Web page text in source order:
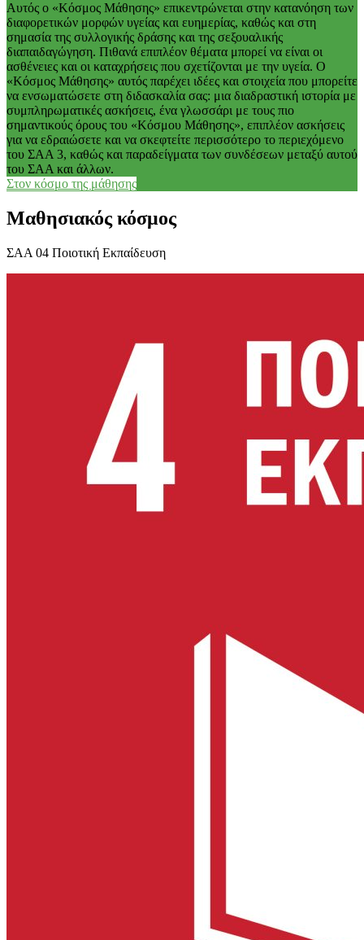
Αυτός ο «Κόσμος Μάθησης» επικεντρώνεται στην κατανόηση των
διαφορετικών μορφών υγείας και ευημερίας, καθώς και στη
σημασία της συλλογικής δράσης και της σεξουαλικής
διαπαιδαγώγηση. Πιθανά επιπλέον θέματα μπορεί να είναι οι
ασθένειες και οι καταχρήσεις που σχετίζονται με την υγεία. Ο
«Κόσμος Μάθησης» αυτός παρέχει ιδέες και στοιχεία που μπορείτε
να ενσωματώσετε στη διδασκαλία σας: μια διαδραστική ιστορία με
συμπληρωματικές ασκήσεις, ένα γλωσσάρι με τους πιο
σημαντικούς όρους του «Κόσμου Μάθησης», επιπλέον ασκήσεις
για να εδραιώσετε και να σκεφτείτε περισσότερο το περιεχόμενο
του ΣΑΑ 3, καθώς και παραδείγματα των συνδέσεων μεταξύ αυτού
του ΣΑΑ και άλλων.
Στον κόσμο της μάθησης
Μαθησιακός κόσμος
ΣΑΑ 04 Ποιοτική Εκπαίδευση